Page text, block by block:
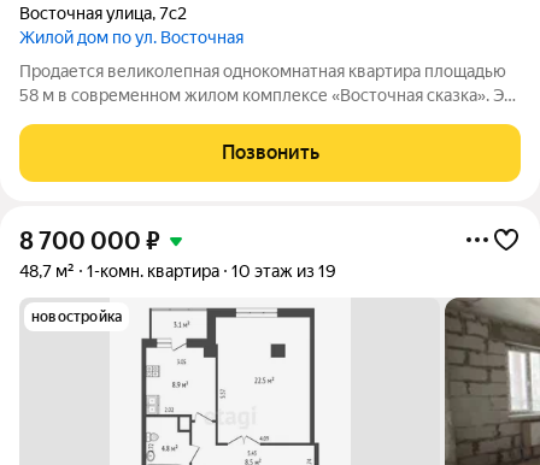
Восточная улица,7с2
Жилой дом по ул. Восточная
Продается великолепная однокомнатная квартира площадью
58 м в современном жилом комплексе «Восточная сказка». Эта
кирпично-монолитного дома, который уже построен и готов к
заселению. Квартира
Позвонить
8 700 000 ₽
48,7 м² 1-комн. квартира 10 этаж из 19
новостройка